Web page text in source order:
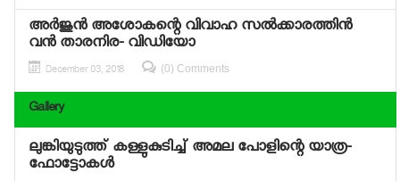
അര്‍ജുന്‍ അശോകന്റെ വിവാഹ സല്‍ക്കാരത്തിന്‍
വന്‍ താരനിര- വിഡിയോ
December 03, 2018 (0) Comments
Gallery
ലുങ്കിയുടുത്ത് കള്ളുകുടിച്ച് അമല പോളിന്റെ യാത്ര-
ഫോട്ടോകള്‍